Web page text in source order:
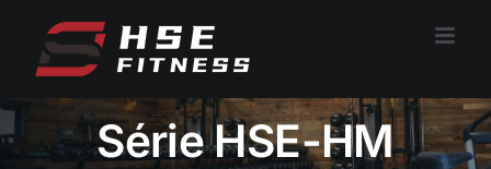
conteúdo
Série HSE-HM